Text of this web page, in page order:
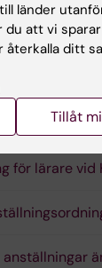
för lärare vid
länder
du att vi
återkalla ditt
Tillåt